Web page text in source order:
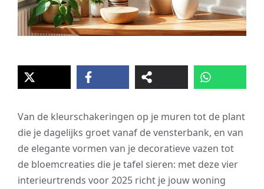
Van de kleurschakeringen op je muren tot de plant
die je dagelijks groet vanaf de vensterbank, en van
de elegante vormen van je decoratieve vazen tot
de bloemcreaties die je tafel sieren: met deze vier
interieurtrends voor 2025 richt je jouw woning